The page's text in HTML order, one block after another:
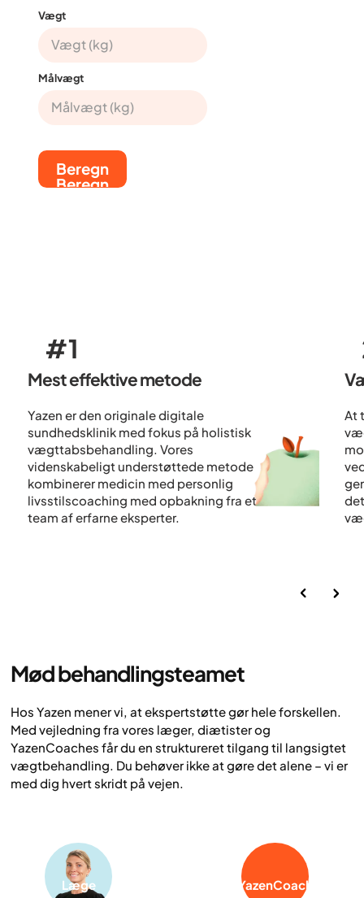
Vægt
Målvægt
Beregn
Beregn
#1
Mest effektive metode
Yazen er den originale digitale
sundhedsklinik med fokus på holistisk
vægttabsbehandling. Vores
videnskabeligt understøttede metode
kombinerer medicin med personlig
livsstilscoaching med opbakning fra et
team af erfarne eksperter.
At
Mød behandlingsteamet
Hos Yazen mener vi, at ekspertstøtte gør hele forskellen.
Med vejledning fra vores læger, diætister og
YazenCoaches får du en struktureret tilgang til langsigtet
vægtbehandling. Du behøver ikke at gøre det alene – vi er
med dig hvert skridt på vejen.
Læge YazenCoach